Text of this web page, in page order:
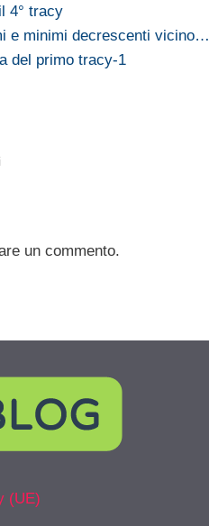
4° tracy
e minimi decrescenti vicino…
del primo tracy-1
un commento.
(UE)